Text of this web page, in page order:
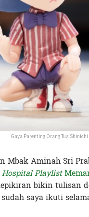
Gaya Parenting Orang Tua
Mbak Aminah Sri
Hospital Playlist
bikin tulisan
saya ikuti